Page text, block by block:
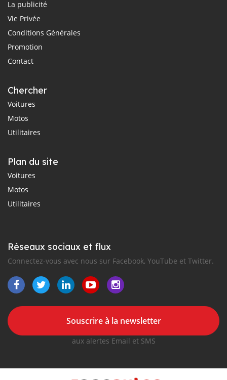
La publicité
Vie Privée
Conditions Générales
Promotion
Contact
Chercher
Voitures
Motos
Utilitaires
Plan du site
Voitures
Motos
Utilitaires
Réseaux sociaux et flux
Connectez-vous avec nous sur Facebook, YouTube et Twitter.
Souscrire à la newsletter
aux alertes Email et SMS